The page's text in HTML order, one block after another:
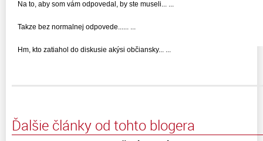
Na to, aby som vám odpovedal, by ste museli... ...
Takze bez normalnej odpovede...... ...
Hm, kto zatiahol do diskusie akýsi občiansky... ...
Ďalšie články od tohto blogera